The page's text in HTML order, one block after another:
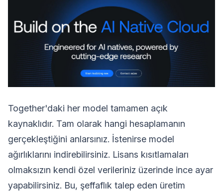
Together'daki her model tamamen açık
kaynaklıdır. Tam olarak hangi hesaplamanın
gerçekleştiğini anlarsınız. İstenirse model
ağırlıklarını indirebilirsiniz. Lisans kısıtlamaları
olmaksızın kendi özel verileriniz üzerinde ince ayar
yapabilirsiniz. Bu, şeffaflık talep eden üretim